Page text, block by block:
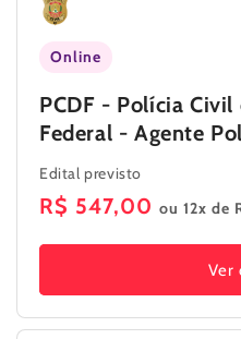
Online
PCDF - Polícia
Federal - Agente
Edital previsto
Preço
normal
R$ 547,00 ou 12x de
Ver